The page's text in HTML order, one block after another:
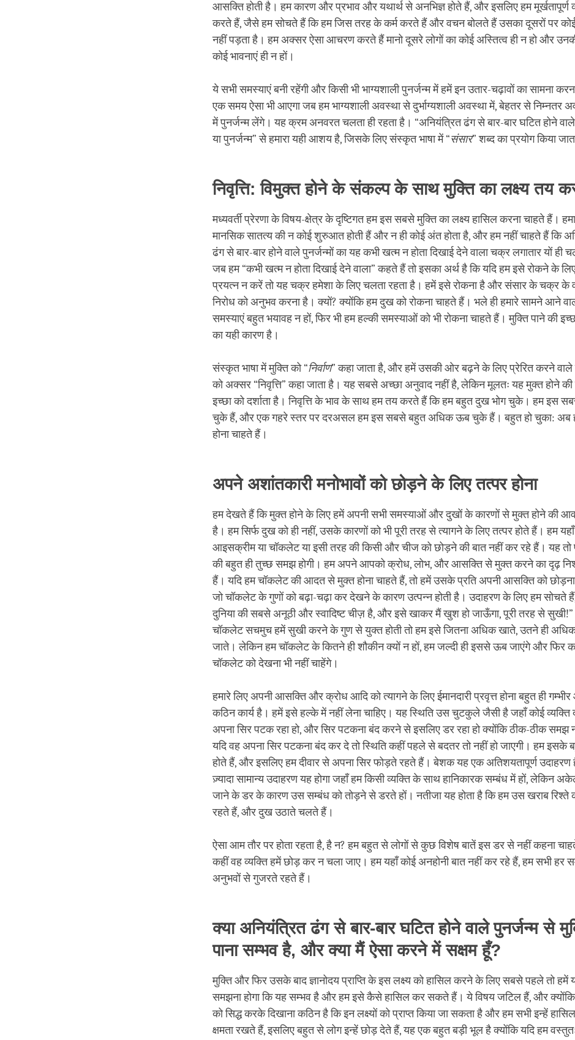
आसक्ति होती है। हम कारण और प्रभाव और यथार्थ से अनभिज्ञ होते हैं, और इसलिए हम मूर्खतापूर्ण
करते हैं, जैसे हम सोचते हैं कि हम जिस तरह के कर्म करते हैं और वचन बोलते हैं उसका दूसरों पर
नहीं पड़ता है। हम अक्सर ऐसा आचरण करते हैं मानो दूसरे लोगों का कोई अस्तित्व ही न हो और
कोई भावनाएं ही न हों।
ये सभी समस्याएं बनी रहेंगी और किसी भी भाग्यशाली पुनर्जन्म में हमें इन उतार-चढ़ावों का सामना
एक समय ऐसा भी आएगा जब हम भाग्यशाली अवस्था से दुर्भाग्यशाली अवस्था में, बेहतर से निम्नतर
में पुनर्जन्म लेंगे। यह क्रम अनवरत चलता ही रहता है। “अनियंत्रित ढंग से बार-बार घटित होने
या पुनर्जन्म” से हमारा यही आशय है, जिसके लिए संस्कृत भाषा में “संसार” शब्द का प्रयोग किया
निवृत्ति: विमुक्त होने के संकल्प के साथ मुक्ति का लक्ष्य तय
मध्यवर्ती प्रेरणा के विषय-क्षेत्र के दृष्टिगत हम इस सबसे मुक्ति का लक्ष्य हासिल करना चाहते हैं।
मानसिक सातत्य की न कोई शुरुआत होती हैं और न ही कोई अंत होता है, और हम नहीं चाहते हैं कि
ढंग से बार-बार होने वाले पुनर्जन्मों का यह कभी खत्म न होता दिखाई देने वाला चक्र लगातार यों ही
जब हम “कभी खत्म न होता दिखाई देने वाला” कहते हैं तो इसका अर्थ है कि यदि हम इसे रोकने के
प्रयत्न न करें तो यह चक्र हमेशा के लिए चलता रहता है। हमें इसे रोकना है और संसार के चक्र के
निरोध को अनुभव करना है। क्यों? क्योंकि हम दुख को रोकना चाहते हैं। भले ही हमारे सामने आने
समस्याएं बहुत भयावह न हों, फिर भी हम हल्की समस्याओं को भी रोकना चाहते हैं। मुक्ति पाने की
का यही कारण है।
संस्कृत भाषा में मुक्ति को “निर्वाण” कहा जाता है, और हमें उसकी ओर बढ़ने के लिए प्रेरित करने वाले
को अक्सर “निवृत्ति” कहा जाता है। यह सबसे अच्छा अनुवाद नहीं है, लेकिन मूलतः यह मुक्त होने
इच्छा को दर्शाता है। निवृत्ति के भाव के साथ हम तय करते हैं कि हम बहुत दुख भोग चुके। हम इस
चुके हैं, और एक गहरे स्तर पर दरअसल हम इस सबसे बहुत अधिक ऊब चुके हैं। बहुत हो चुका: अब
होना चाहते हैं।
अपने अशांतकारी मनोभावों को छोड़ने के लिए तत्पर होना
हम देखते हैं कि मुक्त होने के लिए हमें अपनी सभी समस्याओं और दुखों के कारणों से मुक्त होने की
है। हम सिर्फ दुख को ही नहीं, उसके कारणों को भी पूरी तरह से त्यागने के लिए तत्पर होते हैं। हम यहाँ
आइसक्रीम या चॉकलेट या इसी तरह की किसी और चीज को छोड़ने की बात नहीं कर रहे हैं। यह तो
की बहुत ही तुच्छ समझ होगी। हम अपने आपको क्रोध, लोभ, और आसक्ति से मुक्त करने का दृढ़
हैं। यदि हम चॉकलेट की आदत से मुक्त होना चाहते हैं, तो हमें उसके प्रति अपनी आसक्ति को
जो चॉकलेट के गुणों को बढ़ा-चढ़ा कर देखने के कारण उत्पन्न होती है। उदाहरण के लिए हम सोचते
दुनिया की सबसे अनूठी और स्वादिष्ट चीज़ है, और इसे खाकर मैं खुश हो जाऊँगा, पूरी तरह से सुखी!”
चॉकलेट सचमुच हमें सुखी करने के गुण से युक्त होती तो हम इसे जितना अधिक खाते, उतने ही
जाते। लेकिन हम चॉकलेट के कितने ही शौकीन क्यों न हों, हम जल्दी ही इससे ऊब जाएंगे और फिर
चॉकलेट को देखना भी नहीं चाहेंगे।
हमारे लिए अपनी आसक्ति और क्रोध आदि को त्यागने के लिए ईमानदारी प्रवृत्त होना बहुत ही
कठिन कार्य है। हमें इसे हल्के में नहीं लेना चाहिए। यह स्थिति उस चुटकुले जैसी है जहाँ कोई व्यक्ति
अपना सिर पटक रहा हो, और सिर पटकना बंद करने से इसलिए डर रहा हो क्योंकि ठीक-ठीक समझ
यदि वह अपना सिर पटकना बंद कर दे तो स्थिति कहीं पहले से बदतर तो नहीं हो जाएगी। हम इसके
होते हैं, और इसलिए हम दीवार से अपना सिर फोड़ते रहते हैं। बेशक यह एक अतिशयतापूर्ण
ज़्यादा सामान्य उदाहरण यह होगा जहाँ हम किसी व्यक्ति के साथ हानिकारक सम्बंध में हों, लेकिन
जाने के डर के कारण उस सम्बंध को तोड़ने से डरते हों। नतीजा यह होता है कि हम उस खराब रिश्ते
रहते हैं, और दुख उठाते चलते हैं।
ऐसा आम तौर पर होता रहता है, है न? हम बहुत से लोगों से कुछ विशेष बातें इस डर से नहीं कहना
कहीं वह व्यक्ति हमें छोड़ कर न चला जाए। हम यहाँ कोई अनहोनी बात नहीं कर रहे हैं, हम सभी हर
अनुभवों से गुजरते रहते हैं।
क्या अनियंत्रित ढंग से बार-बार घटित होने वाले पुनर्जन्म से
पाना सम्भव है, और क्या मैं ऐसा करने में सक्षम हूँ?
मुक्ति और फिर उसके बाद ज्ञानोदय प्राप्ति के इस लक्ष्य को हासिल करने के लिए सबसे पहले तो हमें
समझना होगा कि यह सम्भव है और हम इसे कैसे हासिल कर सकते हैं। ये विषय जटिल हैं, और
को सिद्ध करके दिखाना कठिन है कि इन लक्ष्यों को प्राप्त किया जा सकता है और हम सभी इन्हें
क्षमता रखते हैं, इसलिए बहुत से लोग इन्हें छोड़ देते हैं, यह एक बहुत बड़ी भूल है क्योंकि यदि हम